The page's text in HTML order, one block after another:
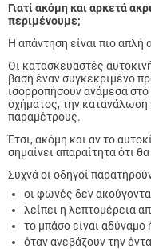
Γιατί ακόμη και αρκετά
περιμένουμε;
Η απάντηση είναι πιο απλή
Οι κατασκευαστές
βάση έναν συγκεκριμένο
ισορροπήσουν ανάμεσα
οχήματος, την κατανάλωση
παραμέτρους.
Έτσι, ακόμη και αν το
σημαίνει απαραίτητα ότι
Συχνά οι οδηγοί
οι φωνές δεν
λείπει η λεπτομέρεια
το μπάσο είναι αδύναμο
όταν ανεβάζουν την